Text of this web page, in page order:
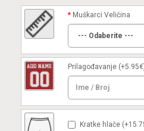
Muškarci Veličina
Prilagođavanje
Kratke hlače